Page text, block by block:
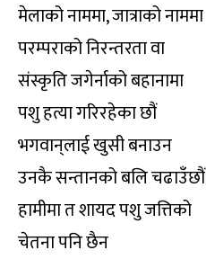
मेलाको नाममा, जात्राको नाममा
परम्पराको निरन्तरता वा
संस्कृति जगेर्नाको बहानामा
पशु हत्या गरिरहेका छौं
भगवान्‌लाई खुसी बनाउन
उनकै सन्तानको बलि चढाउँछौं
हामीमा त शायद पशु जत्तिको
चेतना पनि छैन